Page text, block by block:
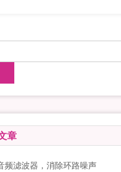
章
频滤波器，消除环路噪声